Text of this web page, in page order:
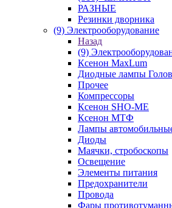
РАЗНЫЕ
Резинки дворника
(9) Электрооборудование
Назад
(9)
Ксенон MaxLum
Диодные лампы
Прочее
Компрессоры
Ксенон SHO-ME
Ксенон МТФ
Лампы
Диоды
Маячки, стробоскопы
Освещение
Элементы питания
Предохранители
Провода
Фары